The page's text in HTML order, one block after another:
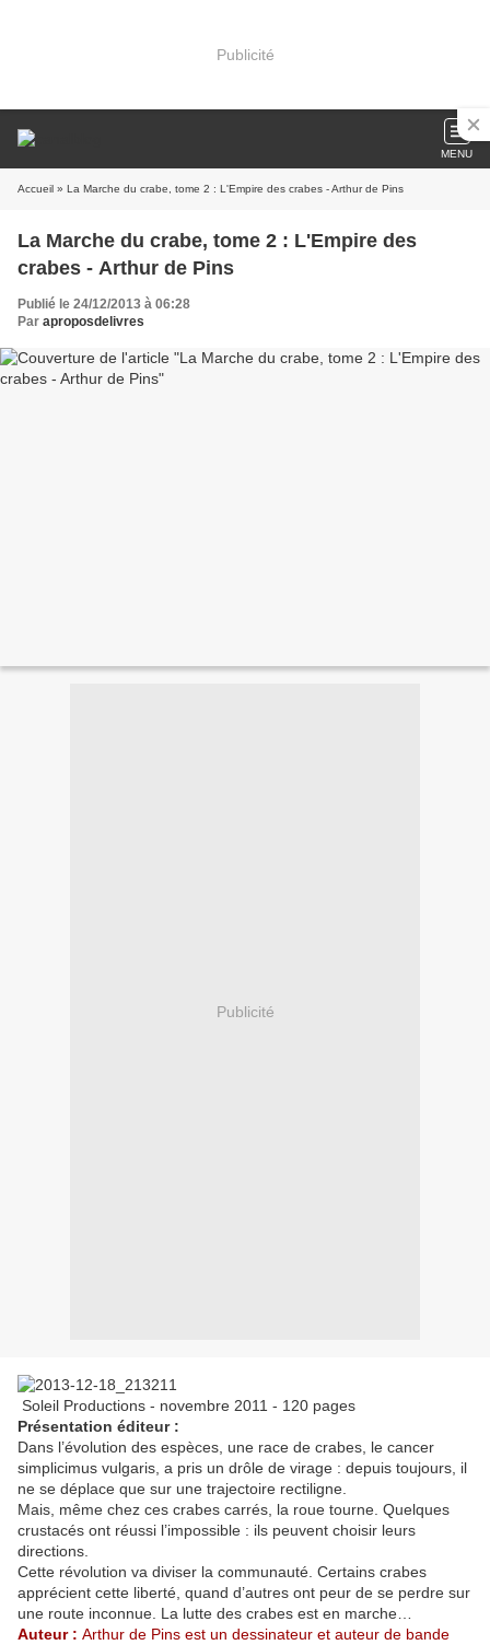
Publicité
MENU
Accueil » La Marche du crabe, tome 2 : L'Empire des crabes - Arthur de Pins
La Marche du crabe, tome 2 : L'Empire des
crabes - Arthur de Pins
Publié le 24/12/2013 à 06:28
Par aproposdelivres
Publicité
Soleil Productions - novembre 2011 - 120 pages
Présentation éditeur :
Dans l’évolution des espèces, une race de crabes, le cancer
simplicimus vulgaris, a pris un drôle de virage : depuis toujours, il
ne se déplace que sur une trajectoire rectiligne.
Mais, même chez ces crabes carrés, la roue tourne. Quelques
crustacés ont réussi l’impossible : ils peuvent choisir leurs
directions.
Cette révolution va diviser la communauté. Certains crabes
apprécient cette liberté, quand d’autres ont peur de se perdre sur
une route inconnue. La lutte des crabes est en marche…
Auteur : Arthur de Pins est un dessinateur et auteur de bande